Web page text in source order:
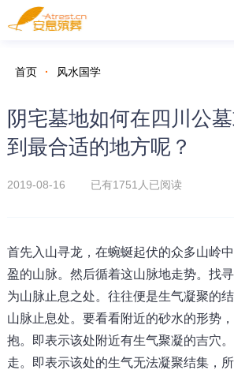
首页 · 风水国学
阴宅墓地如何在四川公
到最合适的地方呢？
2019-08-16 已有1751人已阅读
首先入山寻龙，在蜿蜒起伏的众多山岭
盈的山脉。然后循着这山脉地走势。找
为山脉止息之处。往往便是生气凝聚的
山脉止息处。要看看附近的砂水的形势
抱。即表示该处附近有生气聚凝的吉穴
走。即表示该处的生气无法凝聚结集，